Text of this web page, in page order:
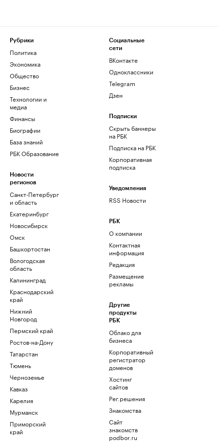
Рубрики
Политика
Экономика
Общество
Бизнес
Технологии и
медиа
Финансы
Биографии
База знаний
РБК Образование
Новости
регионов
Санкт-Петербург
и область
Екатеринбург
Новосибирск
Омск
Башкортостан
Вологодская
область
Калининград
Краснодарский
край
Нижний
Новгород
Пермский край
Ростов-на-Дону
Татарстан
Тюмень
Черноземье
Кавказ
Карелия
Мурманск
Приморский
край
Социальные
сети
ВКонтакте
Одноклассники
Telegram
Дзен
Подписки
Скрыть баннеры
на РБК
Подписка на РБК
Корпоративная
подписка
Уведомления
RSS Новости
РБК
О компании
Контактная
информация
Редакция
Размещение
рекламы
Другие
продукты
РБК
Облако для
бизнеса
Корпоративный
регистратор
доменов
Хостинг
сайтов
Рег.решения
Знакомства
Сайт
знакомств
podbor.ru